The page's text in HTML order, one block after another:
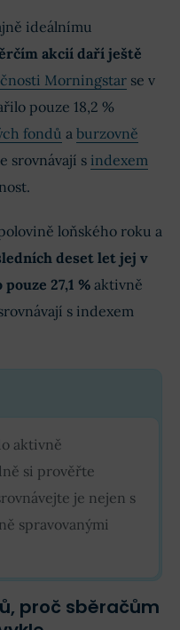
ideálnímu
akcií daří ještě
Morningstar se v
pouze 18,2 %
fondů a burzovně
srovnávají s indexem
loňského roku a
deset let jej v
27,1 % aktivně
s indexem
aktivně
si prověřte
je nejen s
spravovanými
proč sběračům